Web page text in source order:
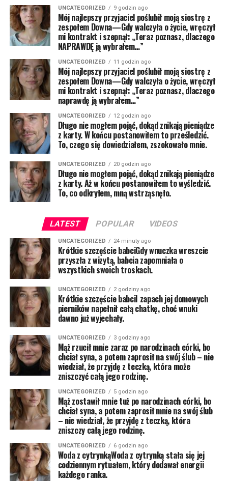
UNCATEGORIZED 9 godzin ago
Mój najlepszy przyjaciel poślubił moją siostrę z
zespołem Downa—Gdy walczyła o życie, wręczył
mi kontrakt i szepnął: „Teraz poznasz, dlaczego
NAPRAWDĘ ją wybrałem…”
UNCATEGORIZED 11 godzin ago
Mój najlepszy przyjaciel poślubił moją siostrę z
zespołem Downa—Gdy walczyła o życie, wręczył
mi kontrakt i szepnął: „Teraz poznasz, dlaczego
naprawdę ją wybrałem…”
UNCATEGORIZED 12 godzin ago
Długo nie mogłem pojąć, dokąd znikają pieniądze
z karty. W końcu postanowiłem to prześledzić.
To, czego się dowiedziałem, zszokowało mnie.
UNCATEGORIZED 20 godzin ago
Długo nie mogłem pojąć, dokąd znikają pieniądze
z karty. Aż w końcu postanowiłem to wyśledzić.
To, co odkryłem, mną wstrząsnęło.
LATEST POPULAR VIDEOS
UNCATEGORIZED 24 minuty ago
Krótkie szczęście babciGdy wnuczka wreszcie
przyszła z wizytą, babcia zapomniała o
wszystkich swoich troskach.
UNCATEGORIZED 2 godziny ago
Krótkie szczęście babciI zapach jej domowych
pierników napełnił całą chatkę, choć wnuki
dawno już wyjechały.
UNCATEGORIZED 3 godziny ago
Mąż rzucił mnie zaraz po narodzinach córki, bo
chciał syna, a potem zaprosił na swój ślub – nie
wiedział, że przyjdę z teczką, która może
zniszczyć całą jego rodzinę.
UNCATEGORIZED 5 godzin ago
Mąż zostawił mnie tuż po narodzinach córki, bo
chciał syna, a potem zaprosił mnie na swój ślub
– nie wiedział, że przyjdę z teczką, która
zniszczy całą jego rodzinę.
UNCATEGORIZED 6 godzin ago
Woda z cytrynkąWoda z cytrynką stała się jej
codziennym rytuałem, który dodawał energii
każdego ranka.